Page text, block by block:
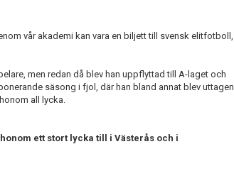
vår akademi kan vara en biljett till svensk elitfotboll,
men redan då blev han uppflyttad till A-laget och
säsong i fjol, där han bland annat blev uttagen
all lycka.
ett stort lycka till i Västerås och i